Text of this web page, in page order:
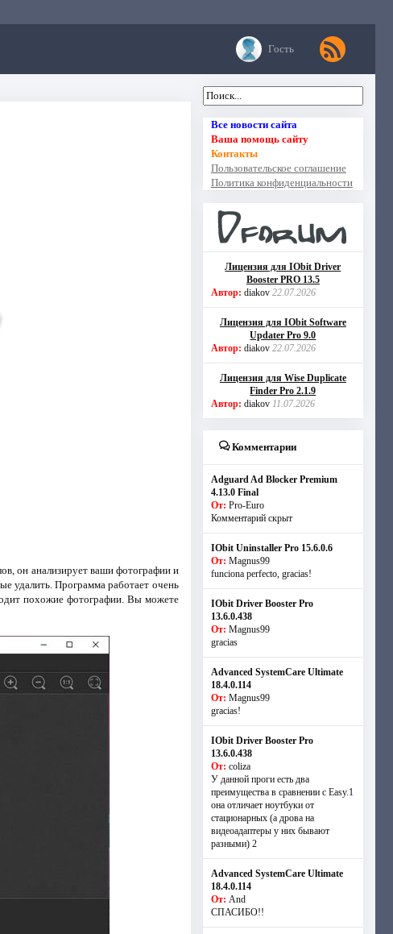
Гость
он анализирует ваши фотографии и
удалить. Программа работает очень
похожие фотографии. Вы можете
Все новости сайта
Ваша помощь сайту
Контакты
Пользовательское соглашение
Политика конфиденциальности
Лицензия для IObit Driver
Booster PRO 13.5
Автор: diakov 22.07.2026
Лицензия для IObit Software
Updater Pro 9.0
Автор: diakov 22.07.2026
Лицензия для Wise Duplicate
Finder Pro 2.1.9
Автор: diakov 11.07.2026
Комментарии
Adguard Ad Blocker Premium
4.13.0 Final
От: Pro-Euro
Комментарий скрыт
IObit Uninstaller Pro 15.6.0.6
От: Magnus99
funciona perfecto, gracias!
IObit Driver Booster Pro
13.6.0.438
От: Magnus99
gracias
Advanced SystemCare Ultimate
18.4.0.114
От: Magnus99
gracias!
IObit Driver Booster Pro
13.6.0.438
От: coliza
У данной проги есть два
преимущества в сравнении с Easy.1
она отличает ноутбуки от
стационарных (а дрова на
видеоадаптеры у них бывают
разными) 2
Advanced SystemCare Ultimate
18.4.0.114
От: And
СПАСИБО!!